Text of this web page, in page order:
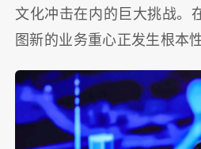
文化冲击在内的巨大挑战。
图新的业务重心正发生根本